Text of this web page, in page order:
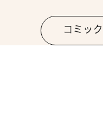
コミッ